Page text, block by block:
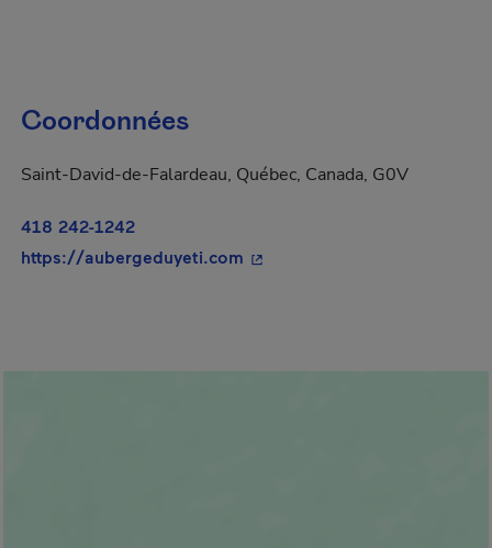
Coordonnées
Saint-David-de-Falardeau, Québec, Canada, G0V
418 242-1242
https://aubergeduyeti.com - Cet hyperlien s'ouvrira